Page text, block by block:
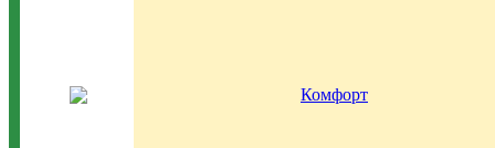
Комфорт